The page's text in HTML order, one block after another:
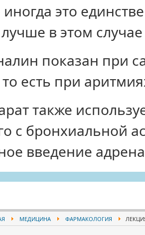
это
в этом
показан при
есть при
также
с бронхиальной
введение
МЕДИЦИНА ФАРМАКОЛОГИЯ